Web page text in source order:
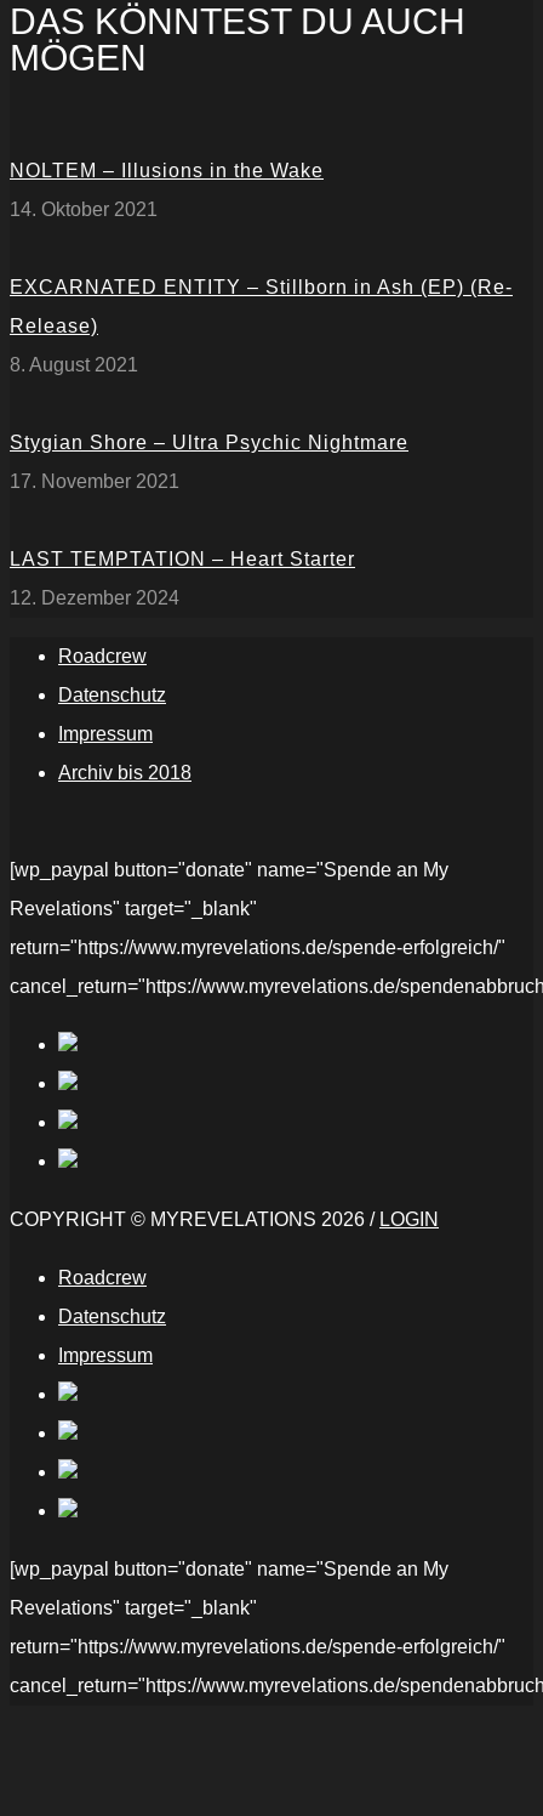
DAS KÖNNTEST DU AUCH
MÖGEN
NOLTEM – Illusions in the Wake
14. Oktober 2021
EXCARNATED ENTITY – Stillborn in Ash (EP) (Re-
Release)
8. August 2021
Stygian Shore – Ultra Psychic Nightmare
17. November 2021
LAST TEMPTATION – Heart Starter
12. Dezember 2024
Roadcrew
Datenschutz
Impressum
Archiv bis 2018
[wp_paypal button="donate" name="Spende an My
Revelations" target="_blank"
return="https://www.myrevelations.de/spende-erfolgreich/"
cancel_return="https://www.myrevelations.de/
COPYRIGHT © MYREVELATIONS 2026 / LOGIN
Roadcrew
Datenschutz
Impressum
[wp_paypal button="donate" name="Spende an My
Revelations" target="_blank"
return="https://www.myrevelations.de/spende-erfolgreich/"
cancel_return="https://www.myrevelations.de/